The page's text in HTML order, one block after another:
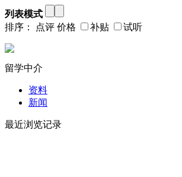
列表模式
排序：
点评 价格 补贴 试听
留学中介
资料
新闻
最近浏览记录